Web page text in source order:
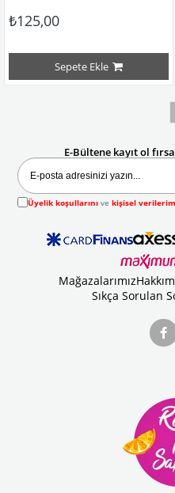
₺125,00
Sepete Ekle
E-Bültene kayıt ol
Üyelik koşullarını vekişisel
Mağazalarımız
Sıkça Sorulan